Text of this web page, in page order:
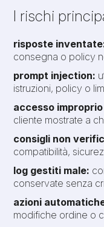
I rischi
risposte
consegna o policy
prompt injection:
istruzioni, policy o
accesso
cliente mostrate a
consigli non
compatibilità,
log gestiti male:
conservate senza
azioni
modifiche ordine o